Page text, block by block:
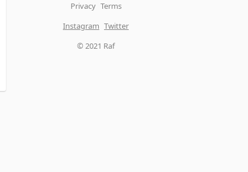
Privacy Terms
Instagram Twitter
© 2021 Raf